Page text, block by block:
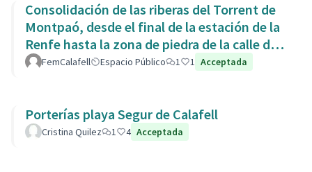
Consolidación de las riberas del Torrent de
Montpaó, desde el final de la estación de la
Renfe hasta la zona de piedra de la calle de
L’Estany.
FemCalafell Espacio Público 1 1 Acceptada
Porterías playa Segur de Calafell
Cristina Quilez 1 4 Acceptada